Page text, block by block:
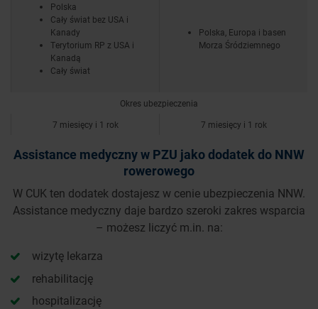
Polska
Cały świat bez USA i
Kanady
Terytorium RP z USA i
Kanadą
Cały świat
Polska, Europa i basen
Morza Śródziemnego
Okres ubezpieczenia
7 miesięcy i 1 rok
7 miesięcy i 1 rok
Assistance medyczny w PZU jako dodatek do NNW
rowerowego
W CUK ten dodatek dostajesz w cenie ubezpieczenia NNW.
Assistance medyczny daje bardzo szeroki zakres wsparcia
– możesz liczyć m.in. na:
wizytę lekarza
rehabilitację
hospitalizację